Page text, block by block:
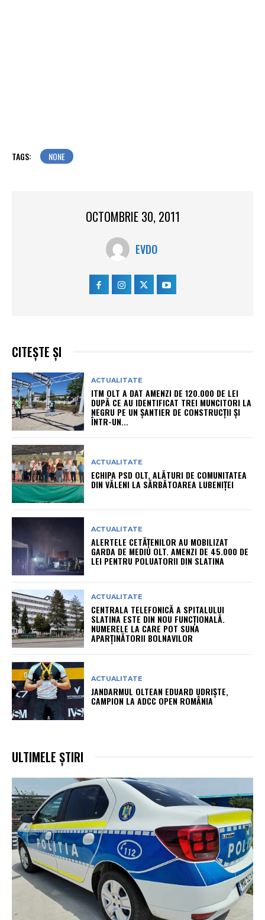
TAGS: NONE
OCTOMBRIE 30, 2011
EVDO
CITEȘTE ȘI
ACTUALITATE
ITM OLT A DAT AMENZI DE 120.000 DE LEI
DUPĂ CE AU IDENTIFICAT TREI MUNCITORI LA
NEGRU PE UN ȘANTIER DE CONSTRUCȚII ȘI
ÎNTR-UN...
ACTUALITATE
ECHIPA PSD OLT, ALĂTURI DE COMUNITATEA
DIN VĂLENI LA SĂRBĂTOAREA LUBENIȚEI
ACTUALITATE
ALERTELE CETĂȚENILOR AU MOBILIZAT
GARDA DE MEDIU OLT. AMENZI DE 45.000 DE
LEI PENTRU POLUATORII DIN SLATINA
ACTUALITATE
CENTRALA TELEFONICĂ A SPITALULUI
SLATINA ESTE DIN NOU FUNCȚIONALĂ.
NUMERELE LA CARE POT SUNA
APARȚINĂTORII BOLNAVILOR
ACTUALITATE
JANDARMUL OLTEAN EDUARD UDRIȘTE,
CAMPION LA ADCC OPEN ROMÂNIA
ULTIMELE ȘTIRI